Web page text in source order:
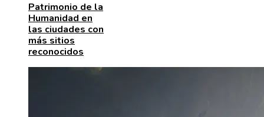
Patrimonio de la
Humanidad en
las ciudades con
más sitios
reconocidos